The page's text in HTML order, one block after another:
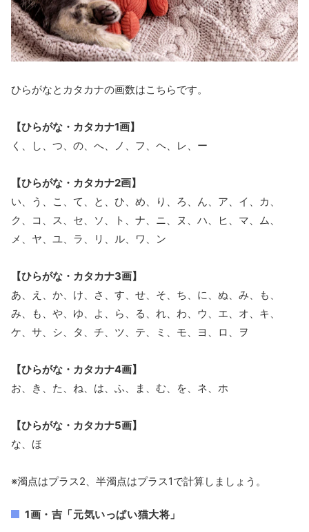
ひらがなとカタカナの画数はこちらです。
【ひらがな・カタカナ1画】
く、し、つ、の、へ、ノ、フ、ヘ、レ、ー
【ひらがな・カタカナ2画】
い、う、こ、て、と、ひ、め、り、ろ、ん、ア、イ、カ、
ク、コ、ス、セ、ソ、ト、ナ、ニ、ヌ、ハ、ヒ、マ、ム、
メ、ヤ、ユ、ラ、リ、ル、ワ、ン
【ひらがな・カタカナ3画】
あ、え、か、け、さ、す、せ、そ、ち、に、ぬ、み、も、
み、も、や、ゆ、よ、ら、る、れ、わ、ウ、エ、オ、キ、
ケ、サ、シ、タ、チ、ツ、テ、ミ、モ、ヨ、ロ、ヲ
【ひらがな・カタカナ4画】
お、き、た、ね、は、ふ、ま、む、を、ネ、ホ
【ひらがな・カタカナ5画】
な、ほ
※濁点はプラス2、半濁点はプラス1で計算しましょう。
1画・吉「元気いっぱい猫大将」